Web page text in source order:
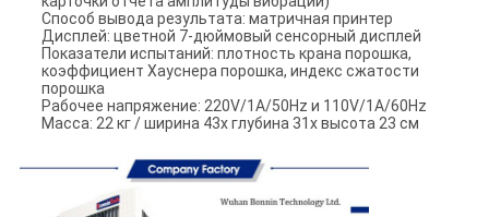
Способ вывода результата: матричная принтер
Дисплей: цветной 7-дюймовый сенсорный дисплей
Показатели испытаний: плотность крана порошка,
коэффициент Хауснера порошка, индекс сжатости
порошка
Рабочее напряжение: 220V/1A/50Hz и 110V/1A/60Hz
Масса: 22 кг / ширина 43x глубина 31x высота 23 см